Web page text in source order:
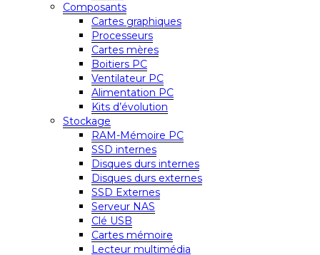
Composants
Cartes graphiques
Processeurs
Cartes mères
Boitiers PC
Ventilateur PC
Alimentation PC
Kits d’évolution
Stockage
RAM-Mémoire PC
SSD internes
Disques durs internes
Disques durs externes
SSD Externes
Serveur NAS
Clé USB
Cartes mémoire
Lecteur multimédia